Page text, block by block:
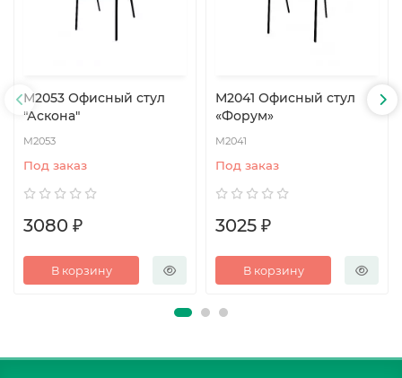
М2053 Офисный стул
"Аскона"
М2053
Под заказ
3080 ₽
В корзину
М2041 Офисный стул
«Форум»
М2041
Под заказ
3025 ₽
В корзину